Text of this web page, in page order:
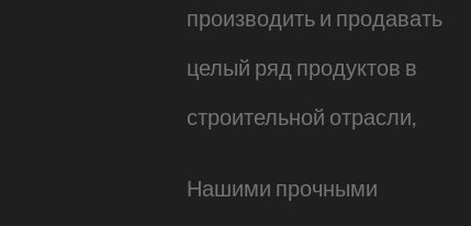
производить и продавать
целый ряд продуктов в
строительной отрасли,
Нашими прочными